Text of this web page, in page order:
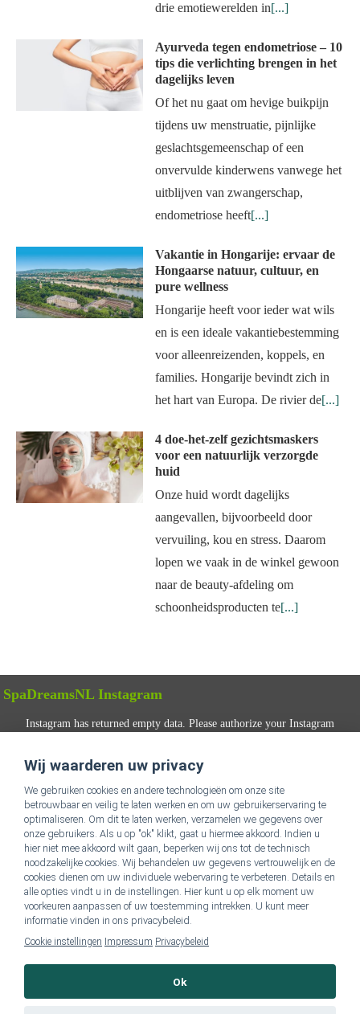
drie emotiewerelden in[...]
Ayurveda tegen endometriose – 10
tips die verlichting brengen in het
dagelijks leven
Of het nu gaat om hevige buikpijn
tijdens uw menstruatie, pijnlijke
geslachtsgemeenschap of een
onvervulde kinderwens vanwege het
uitblijven van zwangerschap,
endometriose heeft[...]
Vakantie in Hongarije: ervaar de
Hongaarse natuur, cultuur, en
pure wellness
Hongarije heeft voor ieder wat wils
en is een ideale vakantiebestemming
voor alleenreizenden, koppels, en
families. Hongarije bevindt zich in
het hart van Europa. De rivier de[...]
4 doe-het-zelf gezichtsmaskers
voor een natuurlijk verzorgde
huid
Onze huid wordt dagelijks
aangevallen, bijvoorbeeld door
vervuiling, kou en stress. Daarom
lopen we vaak in de winkel gewoon
naar de beauty-afdeling om
schoonheidsproducten te[...]
SpaDreamsNL Instagram
Instagram has returned empty data. Please authorize your Instagram
VOLG ONS
Ga naar SpaDreamsNL Homepage
Impressum & privacybeleid
Wij waarderen uw privacy
We gebruiken cookies en andere technologieën om onze site
betrouwbaar en veilig te laten werken en om uw gebruikerservaring te
optimaliseren. Om dit te laten werken, verzamelen we gegevens over
onze gebruikers. Als u op "ok" klikt, gaat u hiermee akkoord. Indien u
hier niet mee akkoord wilt gaan, beperken wij ons tot de technisch
noodzakelijke cookies. Wij behandelen uw gegevens vertrouwelijk en de
cookies dienen om uw individuele webervaring te verbeteren. Details en
alle opties vindt u in de instellingen. Hier kunt u op elk moment uw
voorkeuren aanpassen of uw toestemming intrekken. U kunt meer
informatie vinden in ons privacybeleid.
Cookie instellingen Impressum Privacybeleid
Ok